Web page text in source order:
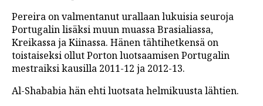
Pereira on valmentanut urallaan lukuisia seuroja
Portugalin lisäksi muun muassa Brasialiassa,
Kreikassa ja Kiinassa. Hänen tähtihetkensä on
toistaiseksi ollut Porton luotsaamisen Portugalin
mestraiksi kausilla 2011-12 ja 2012-13.
Al-Shababia hän ehti luotsata helmikuusta lähtien.
PODCASTIT
KOLUMNIT